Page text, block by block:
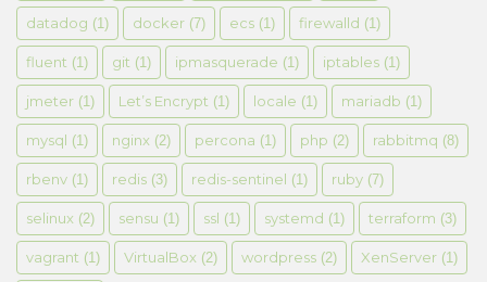
datadog (1) docker (7) ecs (1) firewalld (1)
fluent (1) git (1) ipmasquerade (1) iptables (1)
jmeter (1) Let’s Encrypt (1) locale (1) mariadb (1)
mysql (1) nginx (2) percona (1) php (2) rabbitmq (8)
rbenv (1) redis (3) redis-sentinel (1) ruby (7)
selinux (2) sensu (1) ssl (1) systemd (1) terraform (3)
vagrant (1) VirtualBox (2) wordpress (2) XenServer (1)